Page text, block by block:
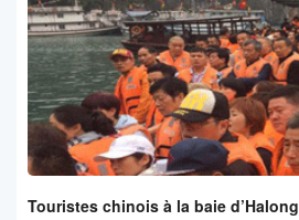
Touristes chinois à la baie d’Halong